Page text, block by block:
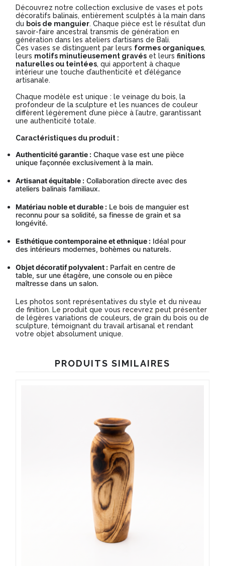
VB069
Découvrez notre collection exclusive de vases et pots
décoratifs balinais, entièrement sculptés à la main dans
du bois de manguier. Chaque pièce est le résultat d’un
savoir-faire ancestral transmis de génération en
génération dans les ateliers d’artisans de Bali.
Ces vases se distinguent par leurs formes organiques,
leurs motifs minutieusement gravés et leursfinitions
naturelles ou teintées, qui apportent à chaque
intérieur une touche d’authenticité et d’élégance
artisanale.
Chaque modèle est unique : le veinage du bois, la
profondeur de la sculpture et les nuances de couleur
diffèrent légèrement d’une pièce à l’autre, garantissant
une authenticité totale.
Caractéristiques du produit :
Authenticité garantie : Chaque vase est une pièce
unique façonnée exclusivement à la main.
Artisanat équitable : Collaboration directe avec des
ateliers balinais familiaux.
Matériau noble et durable : Le bois de manguier est
reconnu pour sa solidité, sa finesse de grain et sa
longévité.
Esthétique contemporaine et ethnique : Idéal pour
des intérieurs modernes, bohèmes ou naturels.
Objet décoratif polyvalent : Parfait en centre de
table, sur une étagère, une console ou en pièce
maîtresse dans un salon.
Les photos sont représentatives du style et du niveau
de finition. Le produit que vous recevrez peut présenter
de légères variations de couleurs, de grain du bois ou de
sculpture, témoignant du travail artisanal et rendant
votre objet absolument unique.
PRODUITS SIMILAIRES